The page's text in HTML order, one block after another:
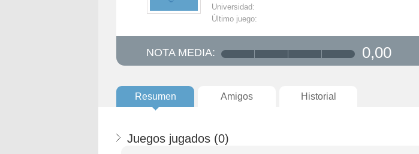
Universidad:
Último juego:
NOTA MEDIA: 0,00
Resumen Amigos Historial
Juegos jugados (0)